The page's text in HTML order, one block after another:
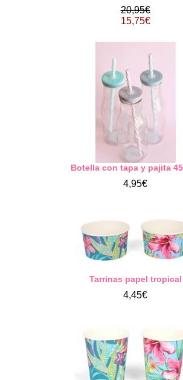
20,95€
15,75€
Botella con tapa y pajita
4,95€
Tarrinas papel tropical
4,45€